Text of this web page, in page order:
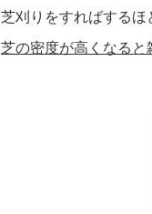
芝刈りをすればするほ
芝の密度が高くなると